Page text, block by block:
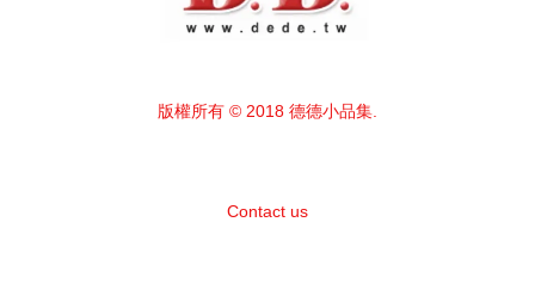
版權所有 © 2018 德德小品集.
Contact us